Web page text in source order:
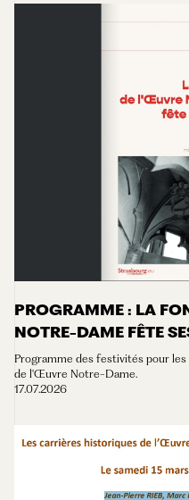
PROGRAMME : LA
NOTRE-DAME FÊTE
Programme des festivités pour les
de l'Œuvre Notre-Dame.
17.07.2026